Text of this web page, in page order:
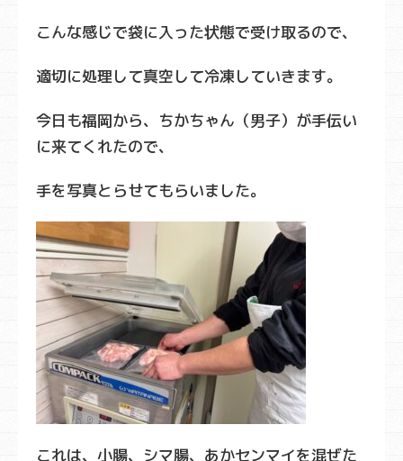
こんな感じで袋に入った状態で受け取るので、
適切に処理して真空して冷凍していきます。
今日も福岡から、ちかちゃん（男子）が手伝い
に来てくれたので、
手を写真とらせてもらいました。
これは、小腸、シマ腸、あかセンマイを混ぜた